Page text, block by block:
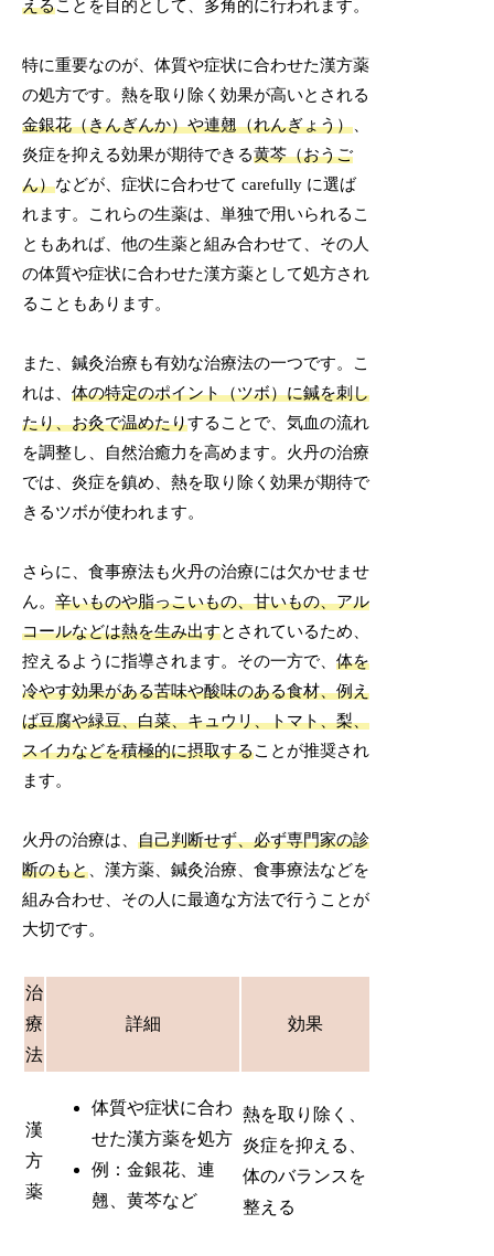
えることを目的として、多角的に行われます。
特に重要なのが、体質や症状に合わせた漢方薬
の処方です。熱を取り除く効果が高いとされる
金銀花（きんぎんか）や連翹（れんぎょう）
炎症を抑える効果が期待できる黄芩（おうご
ん）などが、症状に合わせて carefully に選ば
れます。これらの生薬は、単独で用いられるこ
ともあれば、他の生薬と組み合わせて、その人
の体質や症状に合わせた漢方薬として処方され
ることもあります。
また、鍼灸治療も有効な治療法の一つです。こ
れは、体の特定のポイント（ツボ）に鍼を刺し
たり、お灸で温めたりすることで、気血の流れ
を調整し、自然治癒力を高めます。火丹の治療
では、炎症を鎮め、熱を取り除く効果が期待で
きるツボが使われます。
さらに、食事療法も火丹の治療には欠かせませ
ん。辛いものや脂っこいもの、甘いもの、アル
コールなどは熱を生み出すとされているため、
控えるように指導されます。その一方で、体を
冷やす効果がある苦味や酸味のある食材、例え
ば豆腐や緑豆、白菜、キュウリ、トマト、梨、
スイカなどを積極的に摂取することが推奨され
ます。
火丹の治療は、自己判断せず、必ず専門家の診
断のもと 、漢方薬、鍼灸治療、食事療法などを
組み合わせ、その人に最適な方法で行うことが
大切です。
治
療
法
詳細 効果
漢
方
薬
体質や症状に合わ
せた漢方薬を処方
例：金銀花、連
翹、黄芩など
熱を取り除く、
炎症を抑える、
体のバランスを
整える